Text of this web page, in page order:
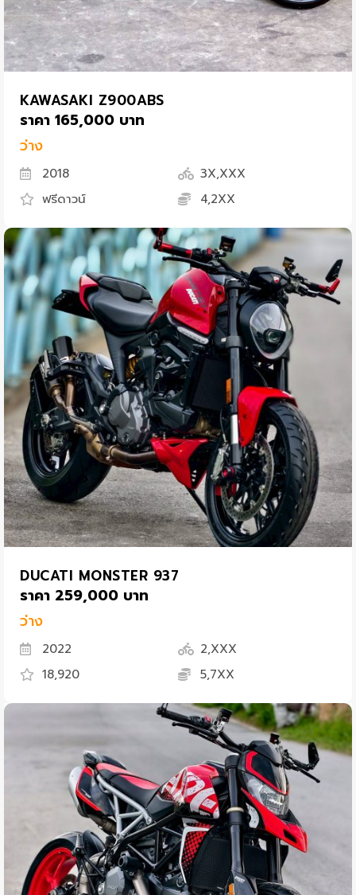
KAWASAKI Z900ABS
ราคา 165,000 บาท
ว่าง
2018
3X,XXX
ฟรีดาวน์
4,2XX
DUCATI MONSTER 937
ราคา 259,000 บาท
ว่าง
2022
2,XXX
18,920
5,7XX